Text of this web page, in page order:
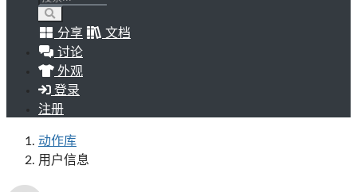
分享
文档
讨论
外观
登录
注册
动作库
用户信息